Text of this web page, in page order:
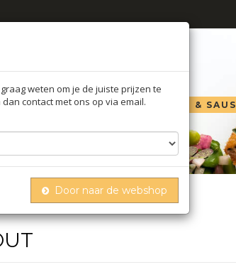
OLIE AZIJN & SAUS
weten om je de juiste prijzen te
contact met ons op via email.
Door naar de webshop